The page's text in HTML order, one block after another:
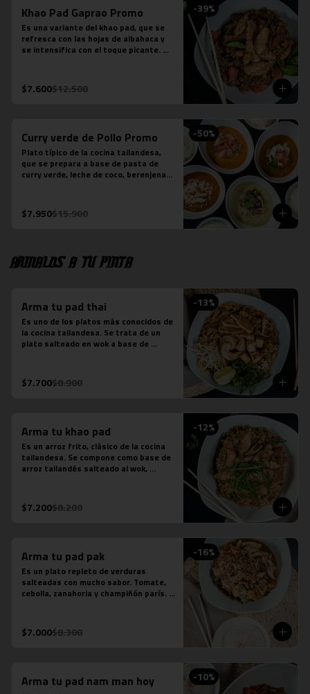
-39%
Khao Pad Gaprao Promo
Es una variante del khao pad, que se
refresca con las hojas de albahaca y
se intensifica con el toque picante.
*Plato levemente picante
$7.600$12.500
-50%
Curry verde de Pollo Promo
Plato típico de la cocina tailandesa,
que se prepara a base de pasta de
curry verde, leche de coco, berenjenas,
$7.950$15.900
Armalos a tu pinta
-13%
Arma tu pad thai
Es uno de los platos más conocidos de
la cocina tailandesa. Se trata de un
plato salteado en wok a base de
cebolla, maní, cebollín, cilantro, diente
de dragón y limón sutil. Se acompaña
$7.700$8.900
-12%
Arma tu khao pad
Es un arroz frito, clásico de la cocina
tailandesa. Se compone como base de
arroz tailandés salteado al wok,
salsa tamarindo.
$7.200$8.200
-16%
Arma tu pad pak
Es un plato repleto de verduras
salteadas con mucho sabor. Tomate,
cebolla, zanahoria y champiñón parís.
de pescado.
$7.000$8.300
-10%
Arma tu pad nam man hoy